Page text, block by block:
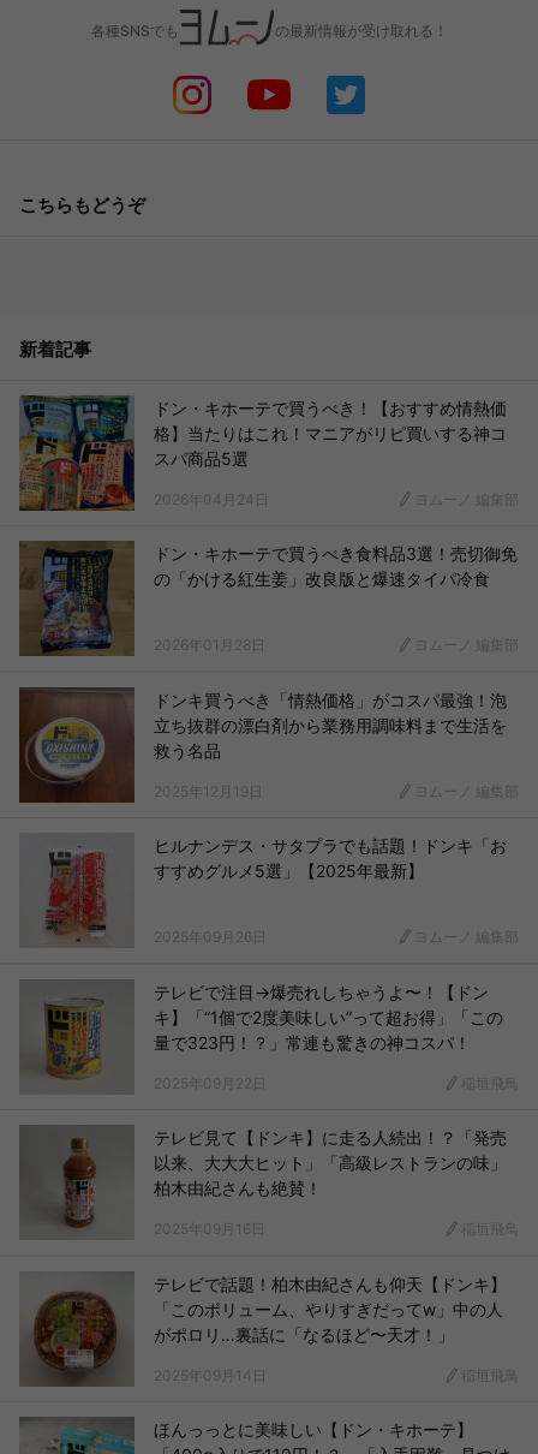
各種SNSでも の最新情報が受け取れる！
こちらもどうぞ
新着記事
ドン・キホーテで買うべき！【おすすめ情熱価
格】当たりはこれ！マニアがリピ買いする神コ
スパ商品5選
2026年04月24日 ヨムーノ 編集部
ドン・キホーテで買うべき食料品3選！売切御免
の「かける紅生姜」改良版と爆速タイパ冷食
2026年01月28日 ヨムーノ 編集部
ドンキ買うべき「情熱価格」がコスパ最強！泡
立ち抜群の漂白剤から業務用調味料まで生活を
救う名品
2025年12月19日 ヨムーノ 編集部
ヒルナンデス・サタプラでも話題！ドンキ「お
すすめグルメ5選」【2025年最新】
2025年09月26日 ヨムーノ 編集部
テレビで注目→爆売れしちゃうよ〜！【ドン
キ】「“1個で2度美味しい”って超お得」「この
量で323円！？」常連も驚きの神コスパ！
2025年09月22日 稲垣飛鳥
テレビ見て【ドンキ】に走る人続出！？「発売
以来、大大大ヒット」「高級レストランの味」
柏木由紀さんも絶賛！
2025年09月16日 稲垣飛鳥
テレビで話題！柏木由紀さんも仰天【ドンキ】
「このボリューム、やりすぎだってw」中の人
がポロリ…裏話に「なるほど〜天才！」
2025年09月14日 稲垣飛鳥
ほんっっとに美味しい【ドン・キホーテ】